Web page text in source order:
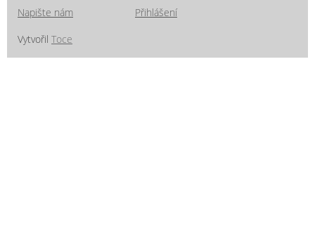
Napište nám
Přihlášení
Vytvořil Toce